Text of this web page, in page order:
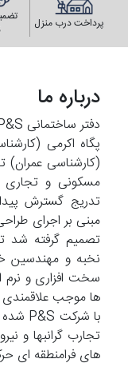
پرداخت درب منزل
درباره ما
پگاه اکرمی
(کارشناسی
تدریج گسترش
تصمیم گرفته شد
نخبه و مهندسین
سخت افزاری و نرم
ها موجب علاقمندی
تجارب گرانبها و
های فرامنطقه ای